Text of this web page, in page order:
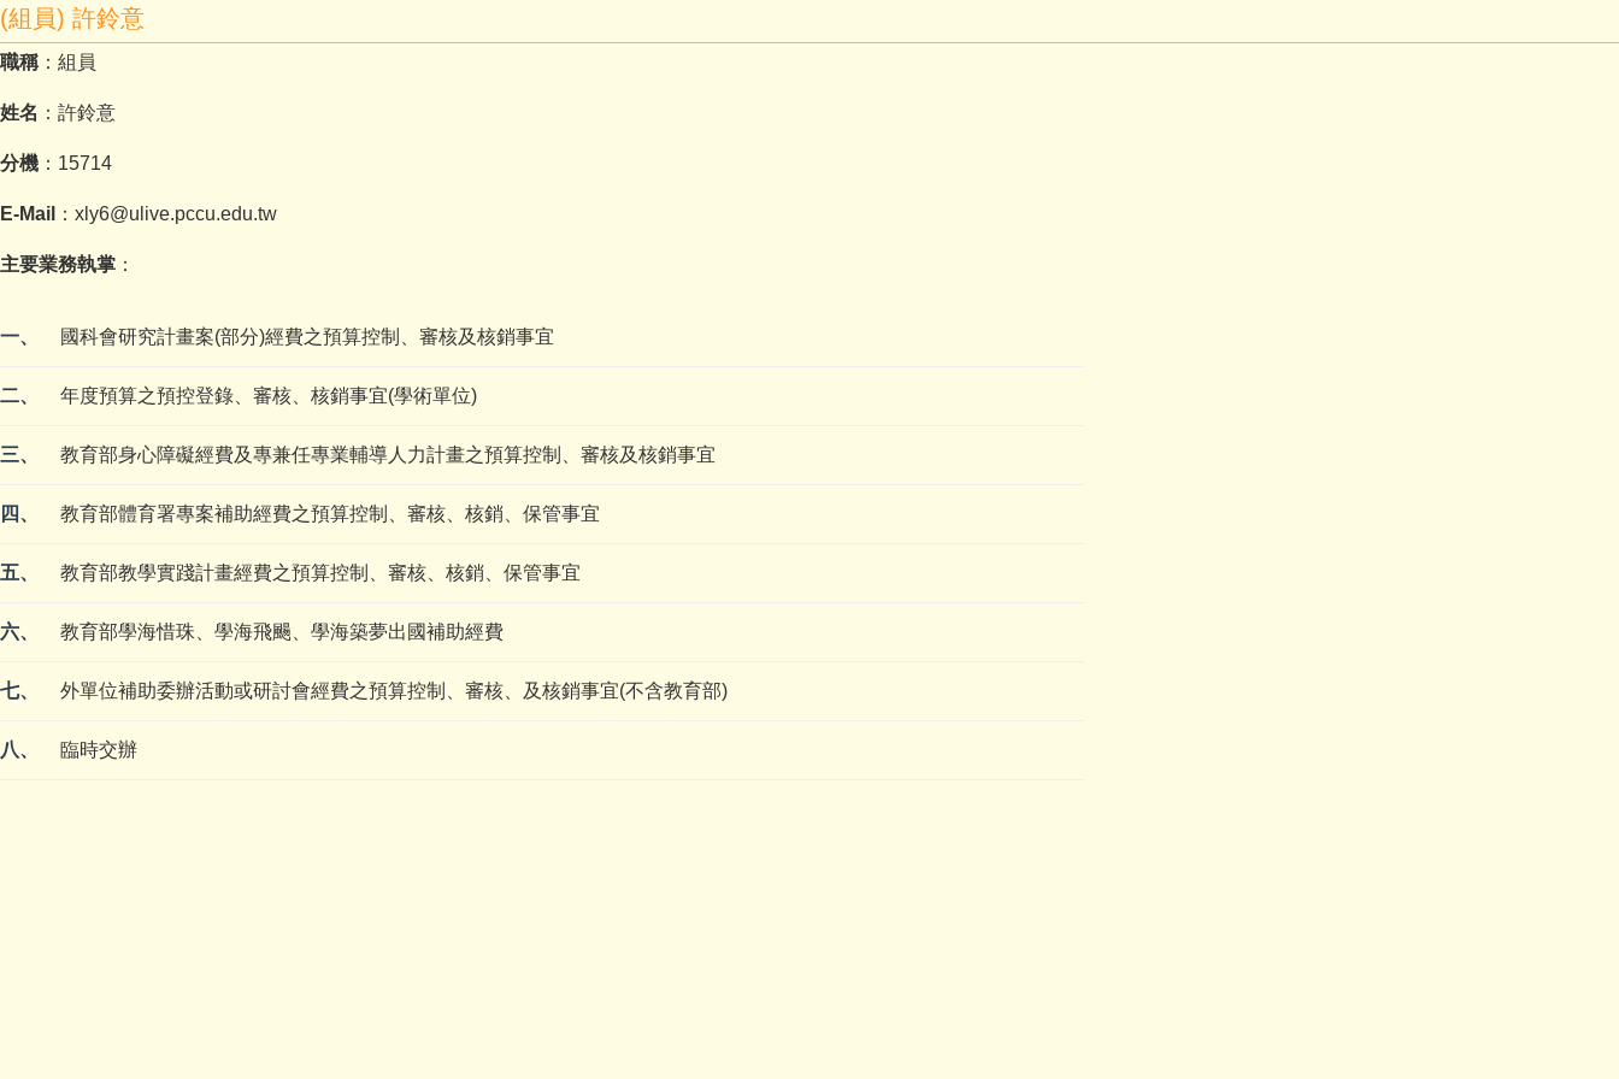
(組員) 許鈴意
職稱 ：組員
姓名 ：許鈴意
分機 ：15714
E-Mail ：xly6@ulive.pccu.edu.tw
主要業務執掌 ：
一、 國科會研究計畫案(部分)經費之預算控制、審核及核銷事宜
二、 年度預算之預控登錄、審核、核銷事宜(學術單位)
三、 教育部身心障礙經費及專兼任專業輔導人力計畫之預算控制、審核及核銷事宜
四、 教育部體育署專案補助經費之預算控制、審核、核銷、保管事宜
五、 教育部教學實踐計畫經費之預算控制、審核、核銷、保管事宜
六、 教育部學海惜珠、學海飛颺、學海築夢出國補助經費
七、 外單位補助委辦活動或研討會經費之預算控制、審核、及核銷事宜(不含教育部)
八、 臨時交辦